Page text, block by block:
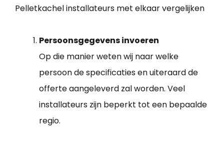
Pelletkachel installateurs met elkaar vergelijken
Persoonsgegevens invoeren
Op die manier weten wij naar welke
persoon de specificaties en uiteraard de
offerte aangeleverd zal worden. Veel
installateurs zijn beperkt tot een bepaalde
regio.